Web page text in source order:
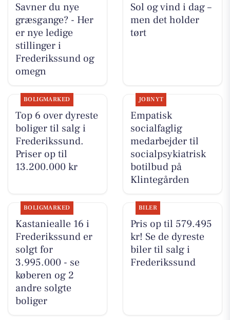
Savner du nye
græsgange? - Her
er nye ledige
stillinger i
Frederikssund og
omegn
Sol og vind i dag –
men det holder
tørt
BOLIGMARKED
Top 6 over dyreste
boliger til salg i
Frederikssund.
Priser op til
13.200.000 kr
JOBNYT
Empatisk
socialfaglig
medarbejder til
socialpsykiatrisk
botilbud på
Klintegården
BOLIGMARKED
Kastaniealle 16 i
Frederikssund er
solgt for
3.995.000 - se
køberen og 2
andre solgte
boliger
BILER
Pris op til 579.495
kr! Se de dyreste
biler til salg i
Frederikssund